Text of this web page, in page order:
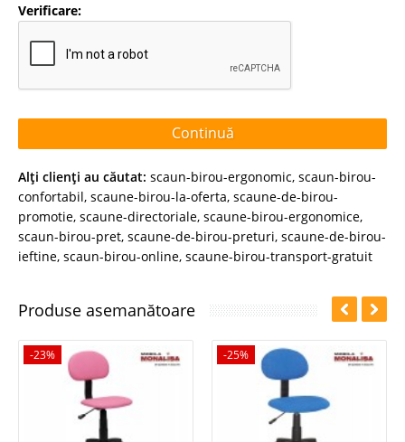
Verificare:
Continuă
Alţi clienţi au căutat: scaun-birou-ergonomic, scaun-birou-
confortabil, scaune-birou-la-oferta, scaune-de-birou-
promotie, scaune-directoriale, scaune-birou-ergonomice,
scaun-birou-pret, scaune-de-birou-preturi, scaune-de-birou-
ieftine, scaun-birou-online, scaune-birou-transport-gratuit
Produse asemanătoare
-23% -25%